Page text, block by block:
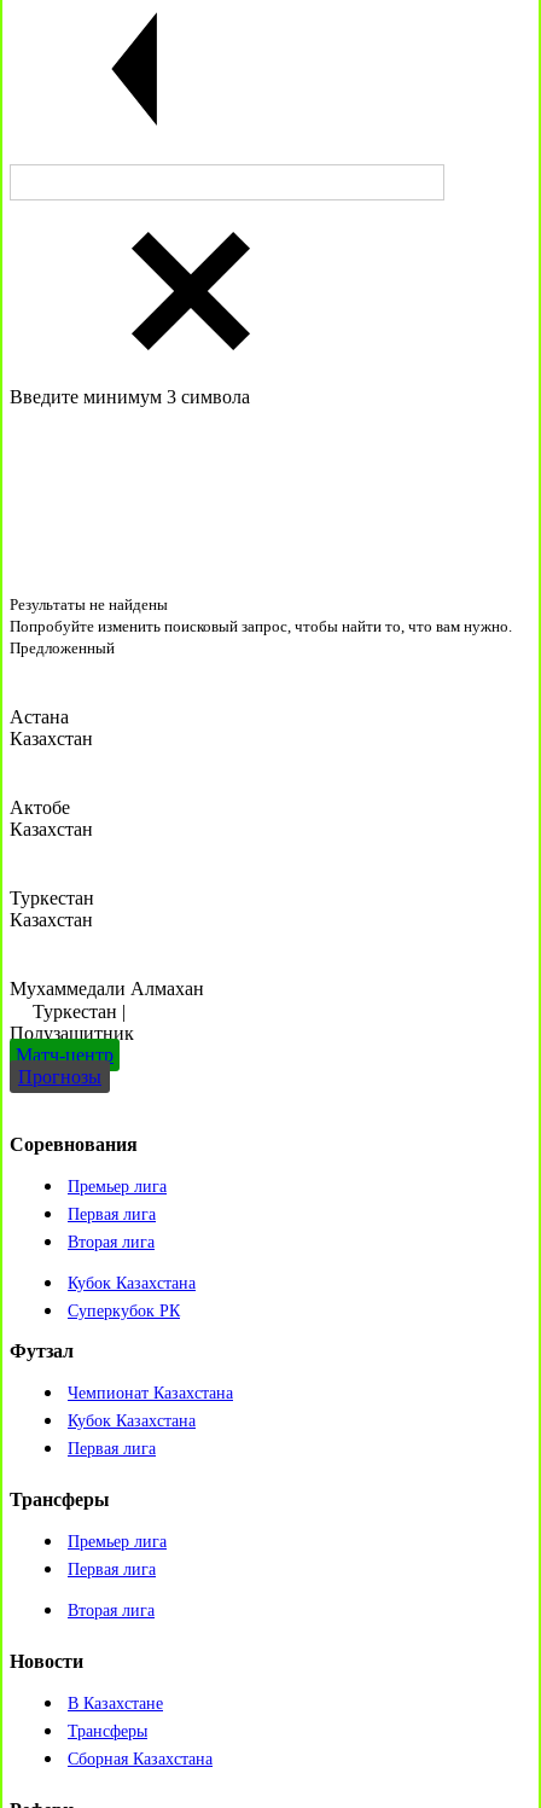
Введите минимум 3 символа
Результаты не найдены
Попробуйте изменить поисковый запрос, чтобы найти то, что вам нужно.
Предложенный
Астана
Казахстан
Актобе
Казахстан
Туркестан
Казахстан
Мухаммедали Алмахан
Туркестан |
Полузащитник
Матч-центр
Прогнозы
Соревнования
Премьер лига
Первая лига
Вторая лига
Кубок Казахстана
Суперкубок РК
Футзал
Чемпионат Казахстана
Кубок Казахстана
Первая лига
Трансферы
Премьер лига
Первая лига
Вторая лига
Новости
В Казахстане
Трансферы
Сборная Казахстана